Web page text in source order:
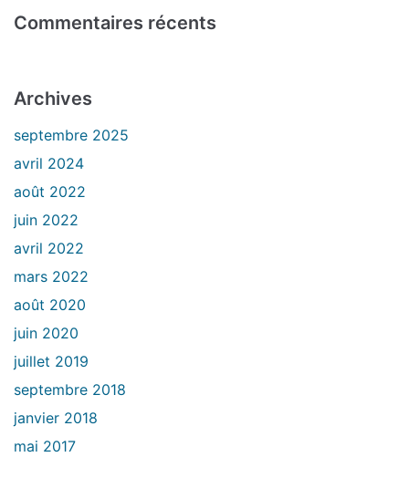
Commentaires récents
Archives
septembre 2025
avril 2024
août 2022
juin 2022
avril 2022
mars 2022
août 2020
juin 2020
juillet 2019
septembre 2018
janvier 2018
mai 2017